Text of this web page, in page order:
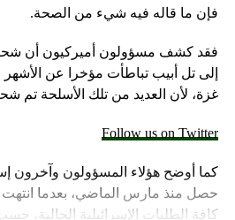
فإن ما قاله فيه شيء من الصحة.
فقد كشف مسؤولون أميركيون أن
إلى تل أبيب تباطأت مؤخرا عن
غزة، لأن العديد من تلك الأسلحة تم
Follow us on Twitter
كما أوضح هؤلاء المسؤولون وآخرون
حصل منذ مارس الماضي، بعدما انتهت
كافة الطلبات الإسرائيلية الحالية،